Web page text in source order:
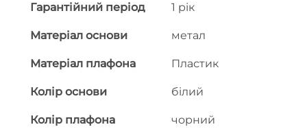
Гарантійний період 1 рік
Матеріал основи метал
Матеріал плафона Пластик
Колір основи білий
Колір плафона чорний